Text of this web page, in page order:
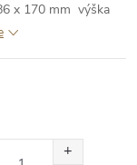
x 170 mm výška